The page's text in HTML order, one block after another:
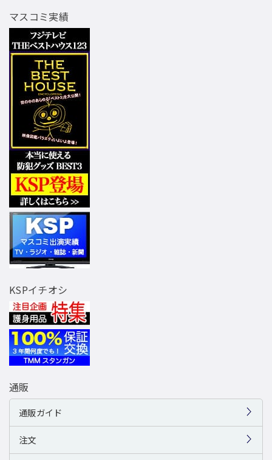
マスコミ実績
KSPイチオシ
通販
通販ガイド
注文